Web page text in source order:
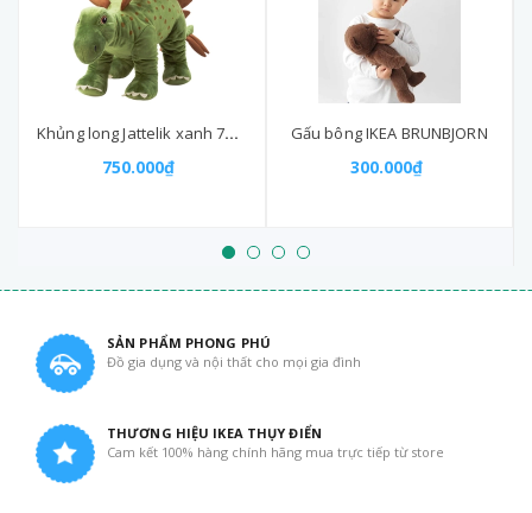
Khủng long Jattelik xanh 75cm
750.000₫
Gấu bông IKEA BRUNBJORN
300.000₫
SẢN PHẨM PHONG PHÚ
Đồ gia dụng và nội thất cho mọi gia đình
THƯƠNG HIỆU IKEA THỤY ĐIỂN
Cam kết 100% hàng chính hãng mua trực tiếp từ store